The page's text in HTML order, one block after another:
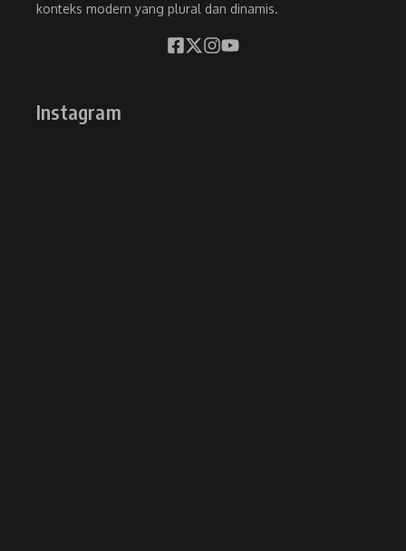
konteks modern yang plural dan dinamis.
Instagram